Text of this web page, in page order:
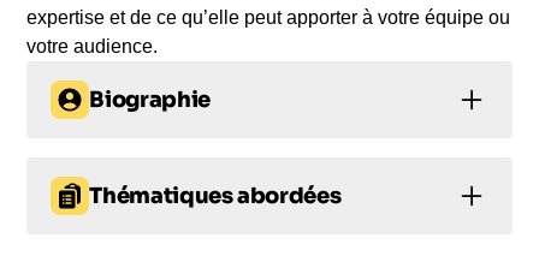
expertise et de ce qu’elle peut apporter à votre équipe ou
votre audience.
Biographie
technologique en France. Journaliste de l’internet
de la première heure, elle est l’une des meilleures
Thématiques abordées